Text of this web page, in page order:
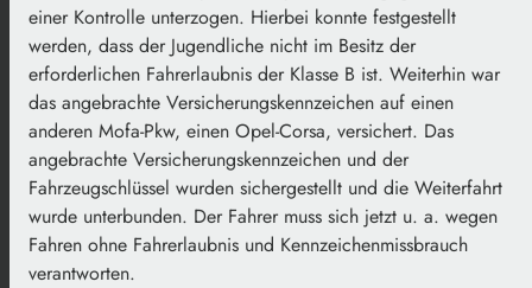
einer Kontrolle unterzogen. Hierbei konnte festgestellt
werden, dass der Jugendliche nicht im Besitz der
erforderlichen Fahrerlaubnis der Klasse B ist. Weiterhin war
das angebrachte Versicherungskennzeichen auf einen
anderen Mofa-Pkw, einen Opel-Corsa, versichert. Das
angebrachte Versicherungskennzeichen und der
Fahrzeugschlüssel wurden sichergestellt und die Weiterfahrt
wurde unterbunden. Der Fahrer muss sich jetzt u. a. wegen
Fahren ohne Fahrerlaubnis und Kennzeichenmissbrauch
verantworten.